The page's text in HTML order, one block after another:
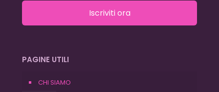
Iscriviti ora
PAGINE UTILI
CHI SIAMO